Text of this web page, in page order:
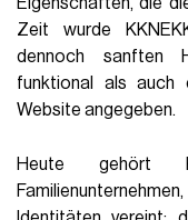
Eigenschaften, die
Zeit wurde
dennoch sanften
funktional als auch
Website angegeben.
Heute gehört